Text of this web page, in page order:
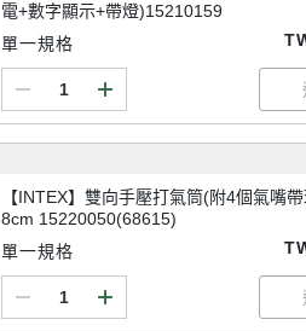
電+數字顯示+帶燈)15210159
單一規格
【INTEX】雙向手壓打氣筒(附4個氣嘴
8cm 15220050(68615)
單一規格